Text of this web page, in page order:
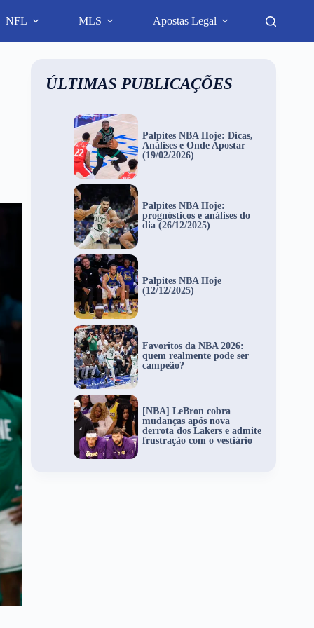
NFL MLS Apostas Legal
ÚLTIMAS PUBLICAÇÕES
Palpites NBA Hoje: Dicas,
Análises e Onde Apostar
(19/02/2026)
Palpites NBA Hoje:
prognósticos e análises do
dia (26/12/2025)
Palpites NBA Hoje
(12/12/2025)
Favoritos da NBA 2026:
quem realmente pode ser
campeão?
[NBA] LeBron cobra
mudanças após nova
derrota dos Lakers e admite
frustração com o vestiário